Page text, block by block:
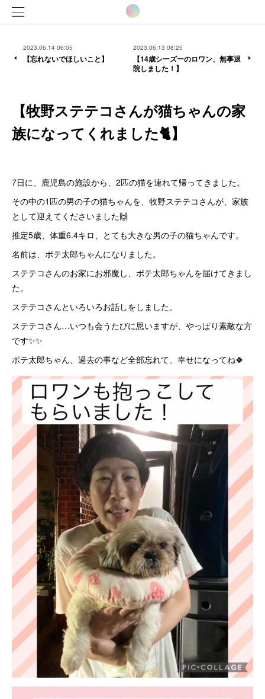
2023.06.14 06:05
【忘れないでほしいこと】
2023.06.13 08:25
【14歳シーズーのロワン、無事退
院しました！】
【牧野ステテコさんが猫ちゃんの家
族になってくれました🐈】
7日に、鹿児島の施設から、2匹の猫を連れて帰ってきました。
その中の1匹の男の子の猫ちゃんを、牧野ステテコさんが、家族
として迎えてくださいました🙌
推定5歳、体重6.4キロ、とても大きな男の子の猫ちゃんです。
名前は、ポテ太郎ちゃんになりました。
ステテコさんのお家にお邪魔し、ポテ太郎ちゃんを届けてきまし
た。
ステテコさんといろいろお話しをしました。
ステテコさん…いつも会うたびに思いますが、やっぱり素敵な方
です✨✨
ポテ太郎ちゃん、過去の事など全部忘れて、幸せになってね🍀